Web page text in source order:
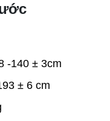
-140 ± 3cm
± 6 cm